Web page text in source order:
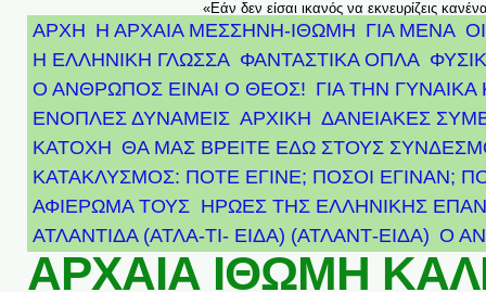
«Εάν δεν είσαι ικανός να εκνευρίζεις
ΑΡΧΗ Η ΑΡΧΑΙΑ ΜΕΣΣΗΝΗ-ΙΘΩΜΗ ΓΙΑ ΜΕΝΑ
Η ΕΛΛΗΝΙΚΗ ΓΛΩΣΣΑ ΦΑΝΤΑΣΤΙΚΑ ΟΠΛΑ
Ο ΑΝΘΡΩΠΟΣ ΕΙΝΑΙ Ο ΘΕΟΣ! ΓΙΑ ΤΗΝ ΓΥΝΑΙΚΑ
ΕΝΟΠΛΕΣ ΔΥΝΑΜΕΙΣ ΑΡΧΙΚΉ ΔΑΝΕΙΑΚΕΣ
ΚΑΤΟΧΗ ΘΑ ΜΑΣ ΒΡΕΙΤΕ ΕΔΩ ΣΤΟΥΣ
ΚΑΤΑΚΛΥΣΜΟΣ: ΠΟΤΕ ΕΓΙΝΕ; ΠΟΣΟΙ ΕΓΙΝΑΝ;
ΑΦΙΈΡΩΜΑ ΤΟΥΣ ΉΡΩΕΣ ΤΗΣ ΕΛΛΗΝΙΚΉΣ
ΑΤΛΑΝΤΊΔΑ (ΑΤΛΑ-ΤΙ- ΕΙΔΑ) (ΑΤΛΑΝΤ-ΕΙΔΑ) Ο
ΑΡΧΑΙΑ ΙΘΩΜΗ